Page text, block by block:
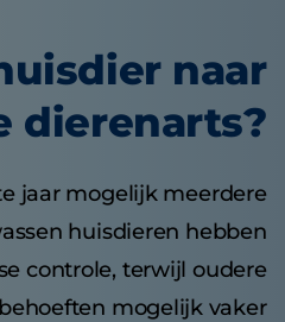
naar
dierenarts?
jaar mogelijk meerdere
huisdieren hebben
controle, terwijl oudere
mogelijk vaker